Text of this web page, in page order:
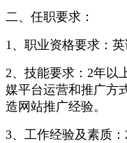
二、任职要求：
1、职业资格要求：
2、技能要求：2年以
媒平台运营和推广方
造网站推广经验。
3、工作经验及素质：